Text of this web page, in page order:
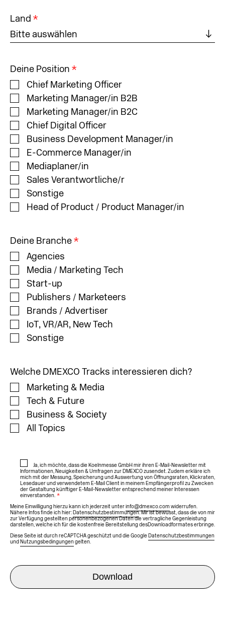
Land *
Bitte auswählen
Deine Position *
Chief Marketing Officer
Marketing Manager/in B2B
Marketing Manager/in B2C
Chief Digital Officer
Business Development Manager/in
E-Commerce Manager/in
Mediaplaner/in
Sales Verantwortliche/r
Sonstige
Head of Product / Product Manager/in
Deine Branche*
Agencies
Media / Marketing Tech
Start-up
Publishers / Marketeers
Brands / Advertiser
IoT, VR/AR, New Tech
Sonstige
Welche DMEXCO Tracks interessieren dich?
Marketing & Media
Tech & Future
Business & Society
All Topics
Ja, ich möchte, dass die Koelnmesse GmbH mir ihren E-Mail-Newsletter mit
Informationen, Neuigkeiten & Umfragen zur DMEXCO zusendet. Zudem erkläre ich
mich mit der Messung, Speicherung und Auswertung von Öffnungsraten, Klickraten,
Lesedauer und verwendetem E-Mail Client in meinem Empfängerprofil zu Zwecken
der Gestaltung künftiger E-Mail-Newsletter entsprechend meiner Interessen
einverstanden. *
Meine Einwilligung hierzu kann ich jederzeit unterinfo@dmexco.comwiderrufen.
Nähere Infos finde ich hier:Datenschutzbestimmungen. Mir ist bewusst, dass die von mir
zur Verfügung gestellten personenbezogenen Daten die vertragliche Gegenleistung
darstellen, welche ich für die kostenfreie Bereitstellung des Downloadformates erbringe.
Diese Seite ist durch reCAPTCHA geschützt und die GoogleDatenschutzbestimmungen
undNutzungsbedingungengelten.